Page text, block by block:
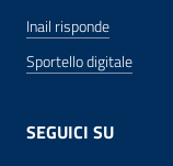
Inail risponde
Sportello digitale
SEGUICI SU